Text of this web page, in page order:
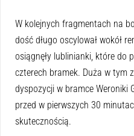
W kolejnych fragmentach na
dość długo oscylował wokół
osiągnęły lublinianki, które do
czterech bramek. Duża w tym
dyspozycji w bramce Weroniki
przed w pierwszych 30
skutecznością.